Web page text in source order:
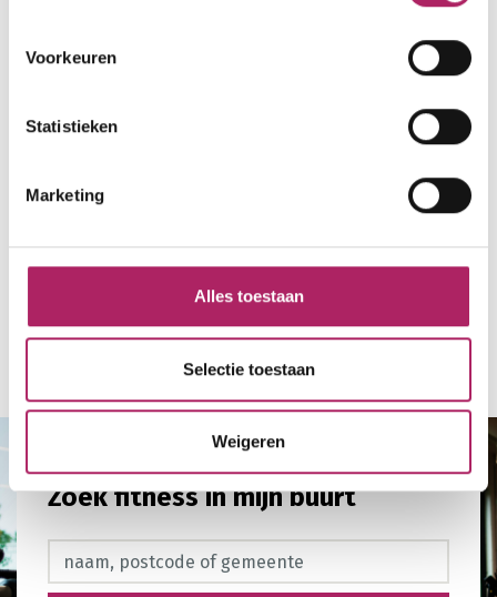
Voorkeuren
Statistieken
Marketing
Alles toestaan
Selectie toestaan
Weigeren
Terug naar overzicht
Zoek fitness in mijn buurt